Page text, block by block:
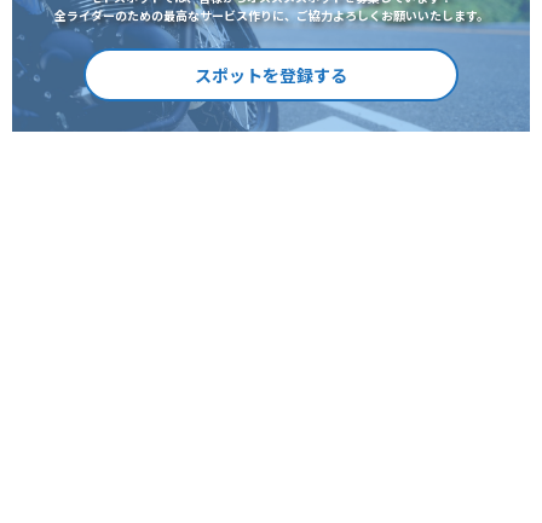
全ライダーのための最高なサービス作りに、ご協力よろしくお願いいたします。
スポットを登録する